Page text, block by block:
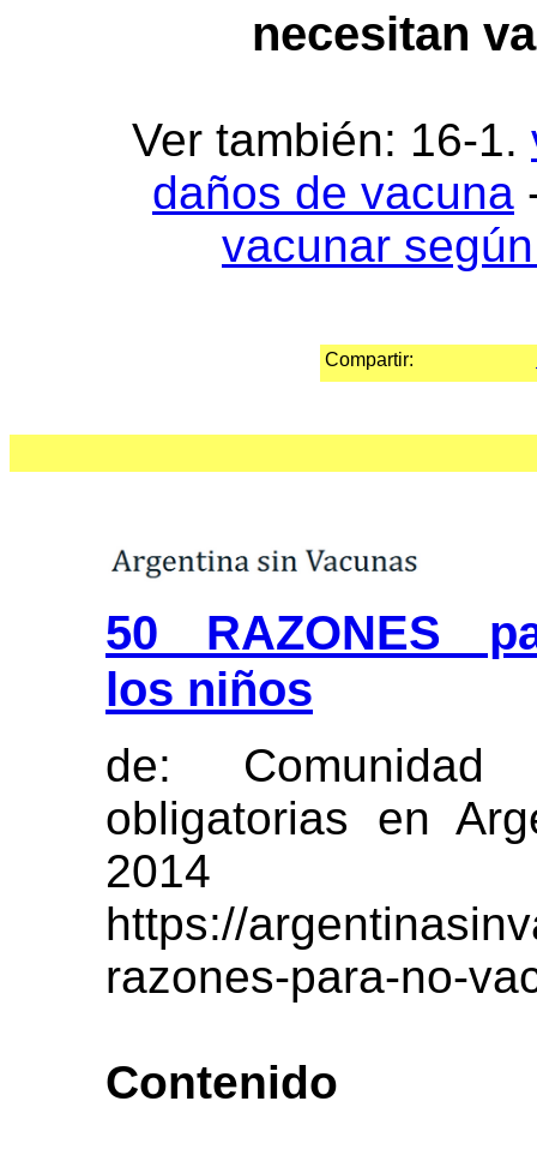
necesitan
Ver también: 16-1.
daños de vacuna
vacunar
Compartir:
50 RAZONES
los niños
de:
obligatorias en
2014
https://
razones-para-no-
Contenido